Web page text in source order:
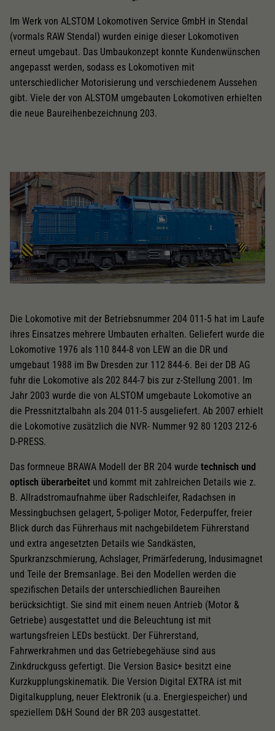
Im Werk von ALSTOM Lokomotiven Service GmbH in Stendal
(vormals RAW Stendal) wurden einige dieser Lokomotiven
erneut umgebaut. Das Umbaukonzept konnte Kundenwünschen
angepasst werden, sodass es Lokomotiven mit
unterschiedlicher Motorisierung und verschiedenem Aussehen
gibt. Viele der von ALSTOM umgebauten Lokomotiven erhielten
die neue Baureihenbezeichnung 203.
Die Lokomotive mit der Betriebsnummer 204 011-5 hat im Laufe
ihres Einsatzes mehrere Umbauten erhalten. Geliefert wurde die
Lokomotive 1976 als 110 844-8 von LEW an die DR und
umgebaut 1988 im Bw Dresden zur 112 844-6. Bei der DB AG
fuhr die Lokomotive als 202 844-7 bis zur z-Stellung 2001. Im
Jahr 2003 wurde die von ALSTOM umgebaute Lokomotive an
die Pressnitztalbahn als 204 011-5 ausgeliefert. Ab 2007 erhielt
die Lokomotive zusätzlich die NVR- Nummer 92 80 1203 212-6
D-PRESS.
Das formneue BRAWA Modell der BR 204 wurde technisch und
optisch überarbeitet und kommt mit zahlreichen Details wie z.
B. Allradstromaufnahme über Radschleifer, Radachsen in
Messingbuchsen gelagert, 5-poliger Motor, Federpuffer, freier
Blick durch das Führerhaus mit nachgebildetem Führerstand
und extra angesetzten Details wie Sandkästen,
Spurkranzschmierung, Achslager, Primärfederung, Indusimagnet
und Teile der Bremsanlage. Bei den Modellen werden die
spezifischen Details der unterschiedlichen Baureihen
berücksichtigt. Sie sind mit einem neuen Antrieb (Motor &
Getriebe) ausgestattet und die Beleuchtung ist mit
wartungsfreien LEDs bestückt. Der Führerstand,
Fahrwerkrahmen und das Getriebegehäuse sind aus
Zinkdruckguss gefertigt. Die Version Basic+ besitzt eine
Kurzkupplungskinematik. Die Version Digital EXTRA ist mit
Digitalkupplung, neuer Elektronik (u.a. Energiespeicher) und
speziellem D&H Sound der BR 203 ausgestattet.